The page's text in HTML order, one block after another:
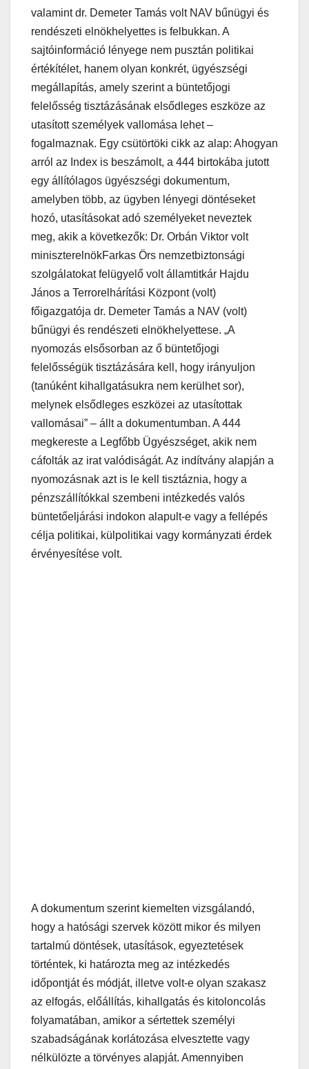
valamint dr. Demeter Tamás volt NAV bűnügyi és
rendészeti elnökhelyettes is felbukkan. A
sajtóinformáció lényege nem pusztán politikai
értékítélet, hanem olyan konkrét, ügyészségi
megállapítás, amely szerint a büntetőjogi
felelősség tisztázásának elsődleges eszköze az
utasított személyek vallomása lehet –
fogalmaznak. Egy csütörtöki cikk az alap: Ahogyan
arról az Index is beszámolt, a 444 birtokába jutott
egy állítólagos ügyészségi dokumentum,
amelyben több, az ügyben lényegi döntéseket
hozó, utasításokat adó személyeket neveztek
meg, akik a következők: Dr. Orbán Viktor volt
miniszterelnökFarkas Örs nemzetbiztonsági
szolgálatokat felügyelő volt államtitkár Hajdu
János a Terrorelhárítási Központ (volt)
főigazgatója dr. Demeter Tamás a NAV (volt)
bűnügyi és rendészeti elnökhelyettese. „A
nyomozás elsősorban az ő büntetőjogi
felelősségük tisztázására kell, hogy irányuljon
(tanúként kihallgatásukra nem kerülhet sor),
melynek elsődleges eszközei az utasítottak
vallomásai” – állt a dokumentumban. A 444
megkereste a Legfőbb Ügyészséget, akik nem
cáfolták az irat valódiságát. Az indítvány alapján a
nyomozásnak azt is le kell tisztáznia, hogy a
pénzszállítókkal szembeni intézkedés valós
büntetőeljárási indokon alapult-e vagy a fellépés
célja politikai, külpolitikai vagy kormányzati érdek
érvényesítése volt.
A dokumentum szerint kiemelten vizsgálandó,
hogy a hatósági szervek között mikor és milyen
tartalmú döntések, utasítások, egyeztetések
történtek, ki határozta meg az intézkedés
időpontját és módját, illetve volt-e olyan szakasz
az elfogás, előállítás, kihallgatás és kitoloncolás
folyamatában, amikor a sértettek személyi
szabadságának korlátozása elvesztette vagy
nélkülözte a törvényes alapját. Amennyiben